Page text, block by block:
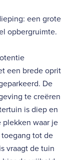
een grote
opbergruimte.
een brede oprit
De
te creëren
is diep en
plekken waar je
tot de
vraagt de tuin